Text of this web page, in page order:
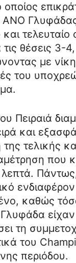
οποίος
ΑΝΟ
και
τις θέσεις 3-4,
με νίκη
του
Πειραιά
και
της τελικής
που
λεπτά.
καθώς
τη
του
περιόδου.